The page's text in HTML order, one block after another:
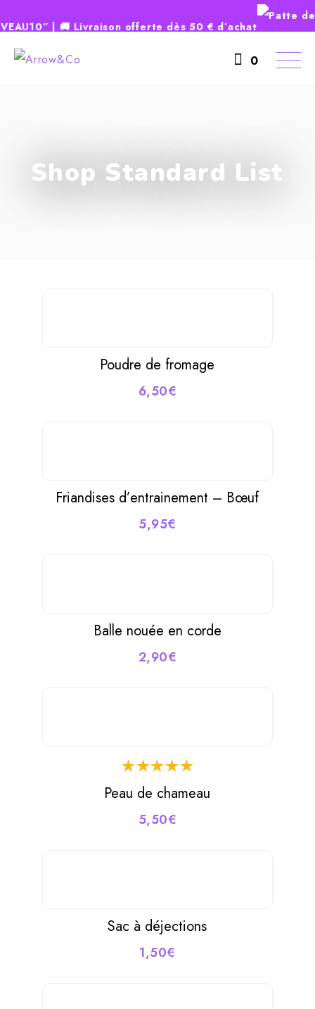
| 🚚 Livraison offerte dès 50 € d’achat
0
Shop Standard List
Poudre de fromage
6,50€
Friandises d’entrainement – Bœuf
5,95€
Balle nouée en corde
2,90€
Peau de chameau
5,50€
Sac à déjections
1,50€